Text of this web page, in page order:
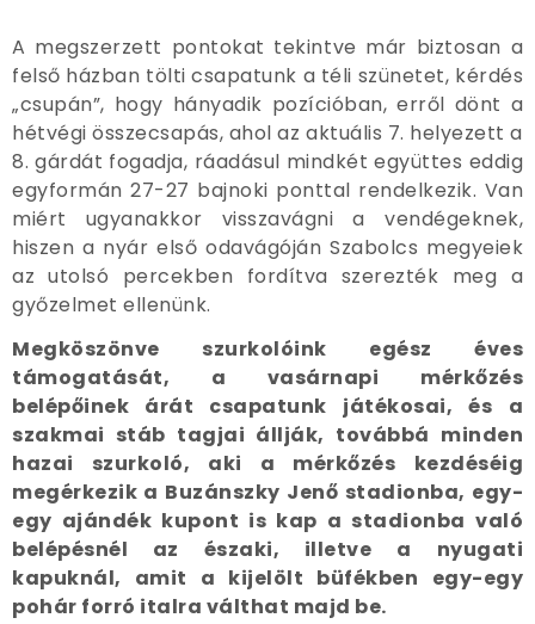
A megszerzett pontokat tekintve már biztosan a
felső házban tölti csapatunk a téli szünetet, kérdés
„csupán”, hogy hányadik pozícióban, erről dönt a
hétvégi összecsapás, ahol az aktuális 7. helyezett a
8. gárdát fogadja, ráadásul mindkét együttes eddig
egyformán 27-27 bajnoki ponttal rendelkezik. Van
miért ugyanakkor visszavágni a vendégeknek,
hiszen a nyár első odavágóján Szabolcs megyeiek
az utolsó percekben fordítva szerezték meg a
győzelmet ellenünk.
Megköszönve szurkolóink egész éves
támogatását, a vasárnapi mérkőzés
belépőinek árát csapatunk játékosai, és a
szakmai stáb tagjai állják, továbbá minden
hazai szurkoló, aki a mérkőzés kezdéséig
megérkezik a Buzánszky Jenő stadionba, egy-
egy ajándék kupont is kap a stadionba való
belépésnél az északi, illetve a nyugati
kapuknál, amit a kijelölt büfékben egy-egy
pohár forró italra válthat majd be.